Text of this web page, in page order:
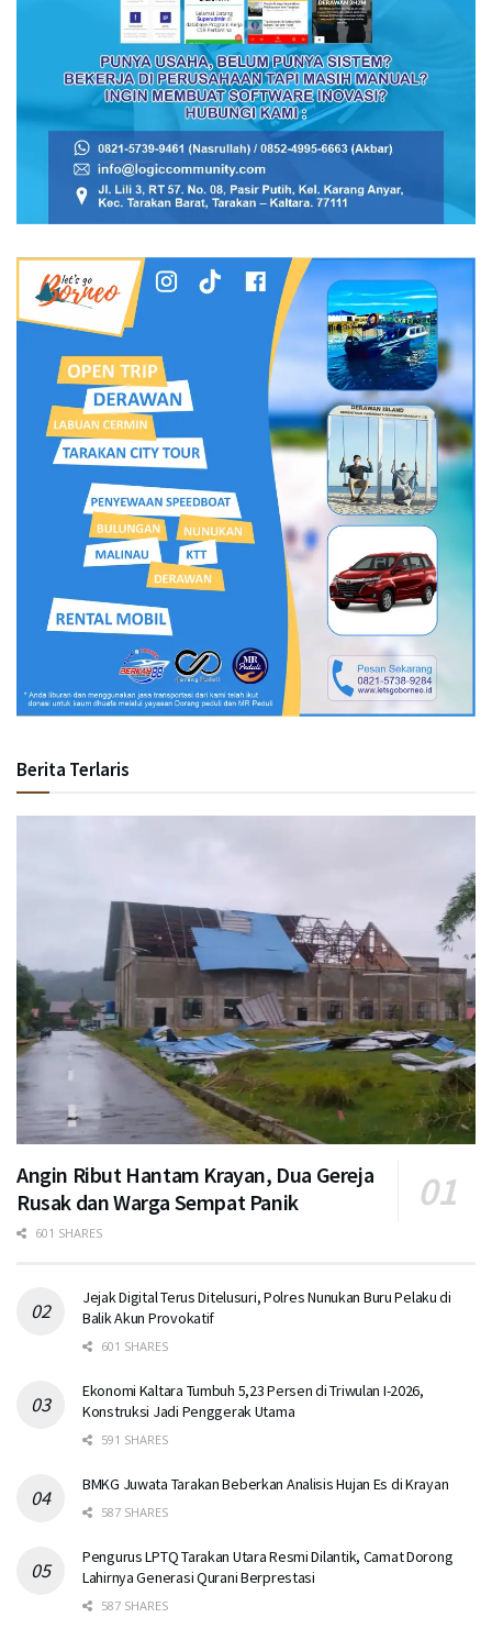
Berita Terlaris
Angin Ribut Hantam Krayan, Dua Gereja
Rusak dan Warga Sempat Panik
601 SHARES
Jejak Digital Terus Ditelusuri, Polres Nunukan Buru Pelaku di
Balik Akun Provokatif
601 SHARES
Ekonomi Kaltara Tumbuh 5,23 Persen di Triwulan I-2026,
Konstruksi Jadi Penggerak Utama
591 SHARES
BMKG Juwata Tarakan Beberkan Analisis Hujan Es di Krayan
587 SHARES
Pengurus LPTQ Tarakan Utara Resmi Dilantik, Camat Dorong
Lahirnya Generasi Qurani Berprestasi
587 SHARES